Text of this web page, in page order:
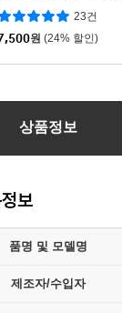
23건
원 (24% 할인)
전자 15W PD C
상품정보
보
품명 및 모델명
제조자/수입자